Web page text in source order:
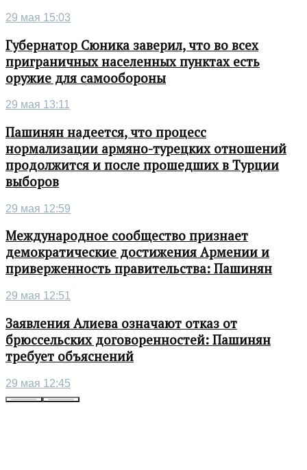
29 мая 15:03
Губернатор Сюника заверил, что во всех
приграничных населенных пунктах есть
оружие для самообороны
29 мая 13:11
Пашинян надеется, что процесс
нормализации армяно-турецких отношений
продолжится и после прошедших в Турции
выборов
29 мая 12:59
Международное сообщество признает
демократические достижения Армении и
приверженность правительства: Пашинян
29 мая 12:51
Заявления Алиева означают отказ от
брюссельских договоренностей: Пашинян
требует объяснений
29 мая 12:45